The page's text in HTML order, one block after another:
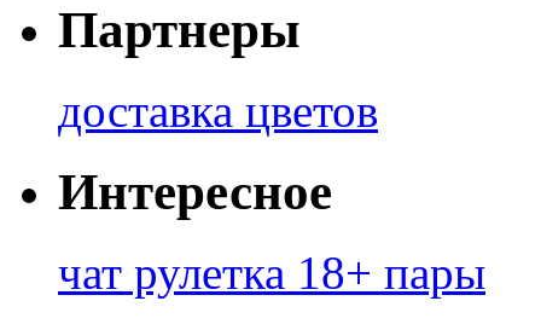
Партнеры
доставка цветов
Интересное
чат рулетка 18+ пары